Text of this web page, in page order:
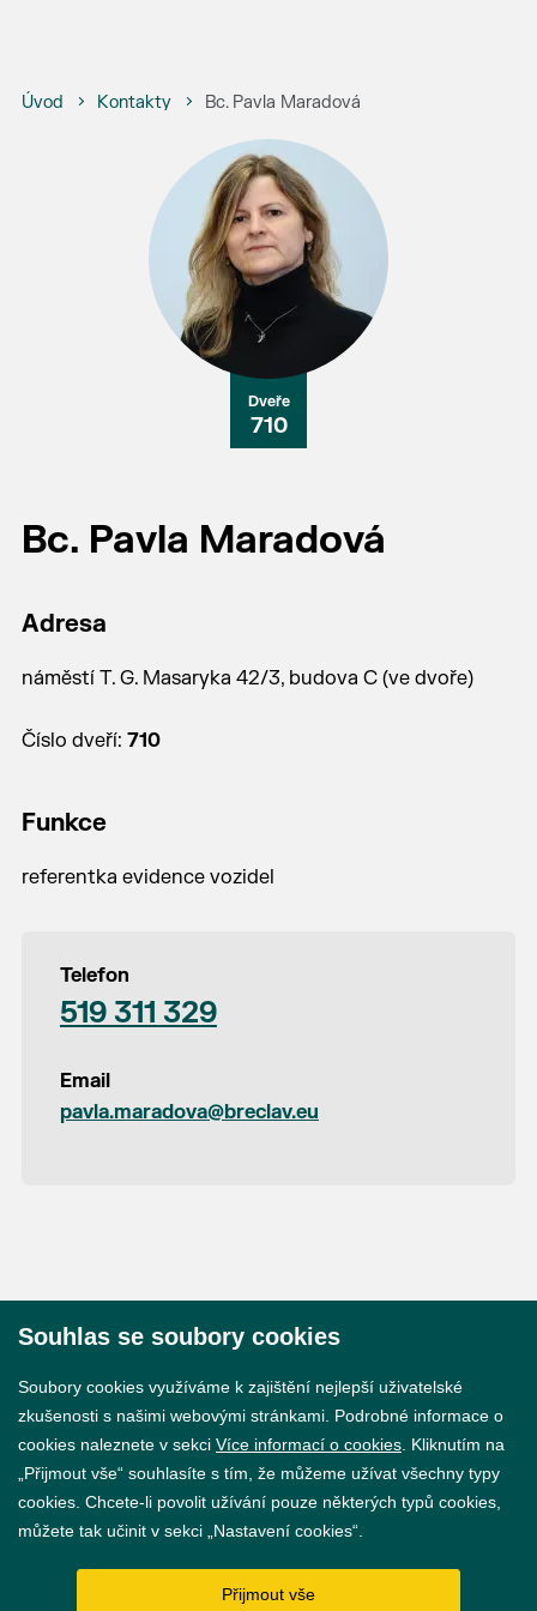
Úvod Kontakty Bc. Pavla Maradová
710
Bc. Pavla Maradová
Adresa
náměstí T. G. Masaryka 42/3, budova C (ve dvoře)
Číslo dveří: 710
Funkce
referentka evidence vozidel
Telefon
519 311 329
Email
pavla.maradova@breclav.eu
GDPR
Souhlas se soubory cookies
Soubory cookies využíváme k zajištění nejlepší uživatelské
zkušenosti s našimi webovými stránkami. Podrobné informace o
cookies naleznete v sekci Více informací o cookies . Kliknutím na
„Přijmout vše“ souhlasíte s tím, že můžeme užívat všechny typy
cookies. Chcete-li povolit užívání pouze některých typů cookies,
můžete tak učinit v sekci „Nastavení cookies“.
Přijmout vše